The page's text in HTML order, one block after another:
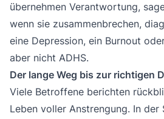
übernehmen Verantwortung,
wenn sie zusammenbrechen,
eine Depression, ein Burnout
aber nicht ADHS.
Der lange Weg bis zur richtigen
Viele Betroffene berichten
Leben voller Anstrengung. In der